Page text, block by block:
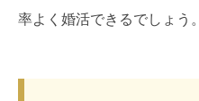
率よく婚活できるでしょう。